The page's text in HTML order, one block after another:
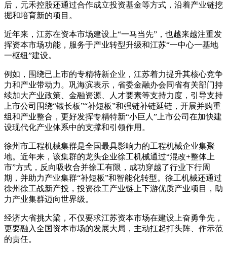
后，元禾控股还通过合作成立投资基金等方式，沿着产业链挖
掘和培育新的项目。
近年来，江苏在资本市场建设上“一马当先”，也越来越注重发
挥资本市场功能，服务于产业转型升级和江苏“一中心一基地
一枢纽”建设。
例如，围绕已上市的专精特新企业，江苏着力提升其核心竞争
力和产业带动力。巩海滨表示，省委金融办会同省有关部门持
续加大产业政策、金融资源、人才要素等支持力度，引导支持
上市公司围绕“锻长板”“补短板”和强链补链延链，开展并购重
组和产业整合，更好发挥专精特新“小巨人”上市公司在加快建
设现代化产业体系中的支撑和引领作用。
徐州市工程机械集群是全国最具影响力的工程机械企业集聚
地。近年来，该集群的龙头企业徐工机械通过“混改+整体上
市”方式，反向吸收合并徐工有限，成功穿越了行业下行周
期，并助力产业集群“补短板”和智能化转型。徐工机械还通过
徐州徐工战新产投，投资徐工产业链上下游优质产业项目，助
力产业集群迈向世界级。
经济大省挑大梁，不仅要求江苏资本市场在建设上奋勇争先，
更要融入全国资本市场的发展大局，主动扛起打头阵、作示范
的责任。